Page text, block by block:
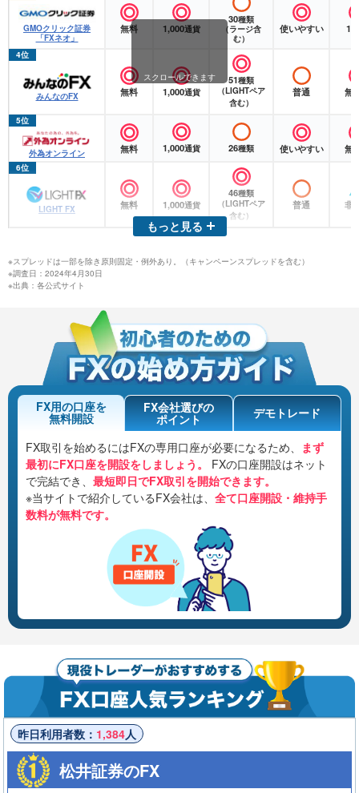
GMOクリック証券
「FXネオ」
無料 1,000通貨
30種類
（ラージ含
む）
使いやすい 1
4位
みんなのFX 無料 1,000通貨
51種類
（LIGHTペア
含む）
普通 無
5位
外為オンライン 無料 1,000通貨 26種類 使いやすい 無
6位
LIGHT FX 無料 1,000通貨
46種類
（LIGHTペア
含む）
普通 非
スクロールできます
もっと見る
※スプレッドは一部を除き原則固定・例外あり。（キャンペーンスプレッドを含む）
※調査日：2024年4月30日
※出典：各公式サイト
FX用の口座を
無料開設
FX会社選びの
ポイント デモトレード
FX取引を始めるにはFXの専用口座が必要になるため、
まず
最初にFX口座を開設をしましょう。
FXの口座開設はネット
で完結でき、 最短即日でFX取引を開始できます。
※当サイトで紹介しているFX会社は、 全て口座開設・維持手
数料が無料です。
昨日利用者数： 1,384人
松井証券のFX